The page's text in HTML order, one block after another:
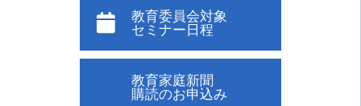
教育委員会対象
セミナー日程
教育家庭新聞
購読のお申込み